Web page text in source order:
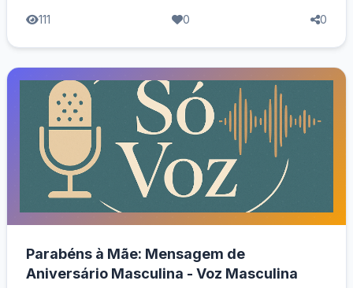
111 0 0
Parabéns à Mãe: Mensagem de
Aniversário Masculina - Voz Masculina